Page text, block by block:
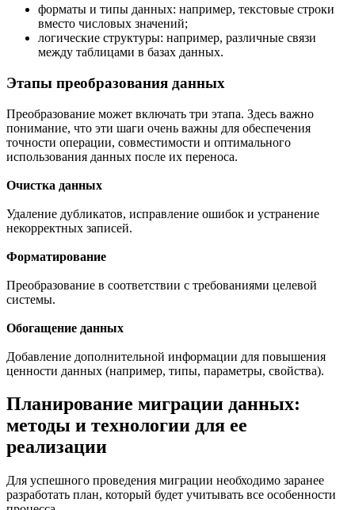
форматы и типы данных: например, текстовые строки
вместо числовых значений;
логические структуры: например, различные связи
между таблицами в базах данных.
Этапы преобразования данных
Преобразование может включать три этапа. Здесь важно
понимание, что эти шаги очень важны для обеспечения
точности операции, совместимости и оптимального
использования данных после их переноса.
Очистка данных
Удаление дубликатов, исправление ошибок и устранение
некорректных записей.
Форматирование
Преобразование в соответствии с требованиями целевой
системы.
Обогащение данных
Добавление дополнительной информации для повышения
ценности данных (например, типы, параметры, свойства).
Планирование миграции данных:
методы и технологии для ее
реализации
Для успешного проведения миграции необходимо заранее
разработать план, который будет учитывать все особенности